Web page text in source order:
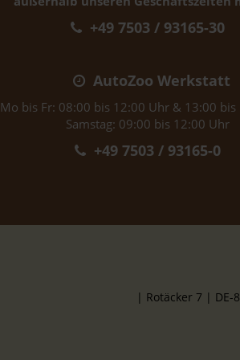
+49 7503 / 93165-30
AutoZoo Werkstatt
Mo bis Fr: 08:00 bis 12:00 Uhr & 13:00
Samstag: 09:00 bis 12:00 Uhr
+49 7503 / 93165-0
| Rotäcker 7 | DE-